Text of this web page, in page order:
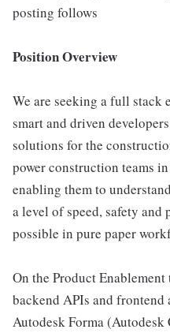
posting follows
Position Overview
We are seeking a full stack
smart and driven
solutions for the
power construction teams
enabling them to
a level of speed, safety
possible in pure paper
On the Product
backend APIs and
Autodesk Forma